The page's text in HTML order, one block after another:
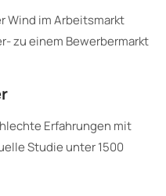
Wind im Arbeitsmarkt
zu einem Bewerbermarkt
Erfahrungen mit
Studie unter 1500